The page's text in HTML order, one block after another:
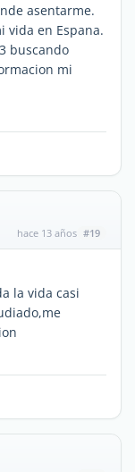
asentarme.
vida en Espana.
buscando
mi
hace 13 años #19
la vida casi